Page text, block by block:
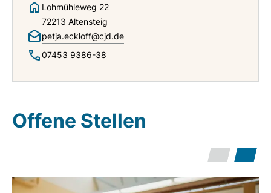
Lohmühleweg 22
72213 Altensteig
petja.eckloff@cjd.de
07453 9386-38
Offene Stellen